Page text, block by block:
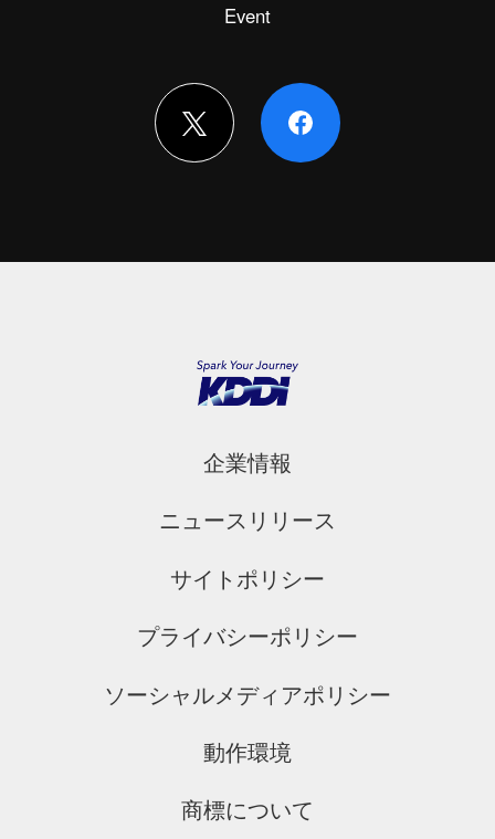
Event
企業情報
ニュースリリース
サイトポリシー
プライバシーポリシー
ソーシャルメディアポリシー
動作環境
商標について